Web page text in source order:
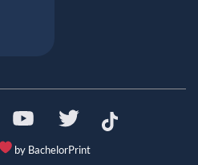
by BachelorPrint